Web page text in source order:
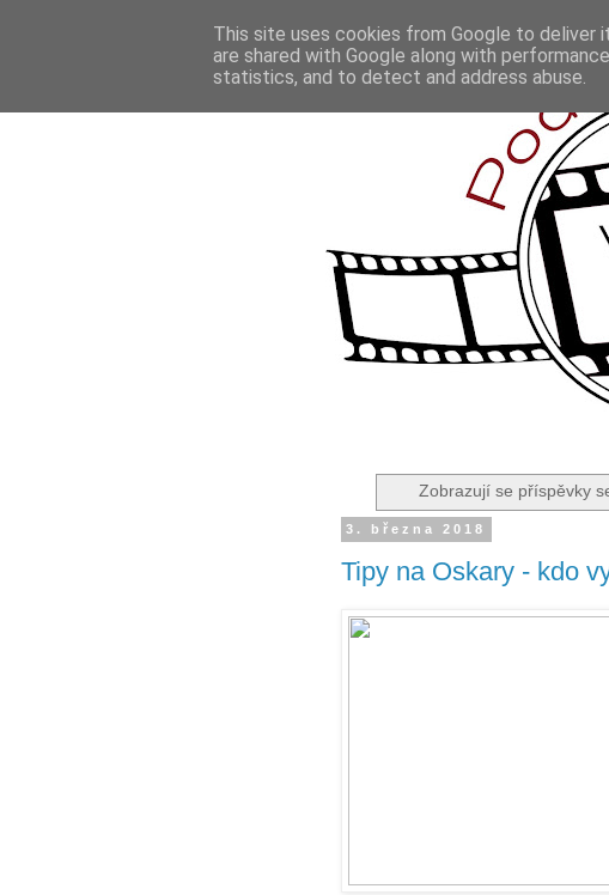
Zobrazují se příspěvky
3. března 2018
Tipy na Oskary - kdo
This site uses cookies from Google to deliver
are shared with Google along with
statistics, and to detect and address abuse.